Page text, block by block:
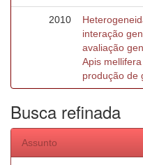
2010
interação
avaliação
Apis
produção de
Busca refinada
Assunto